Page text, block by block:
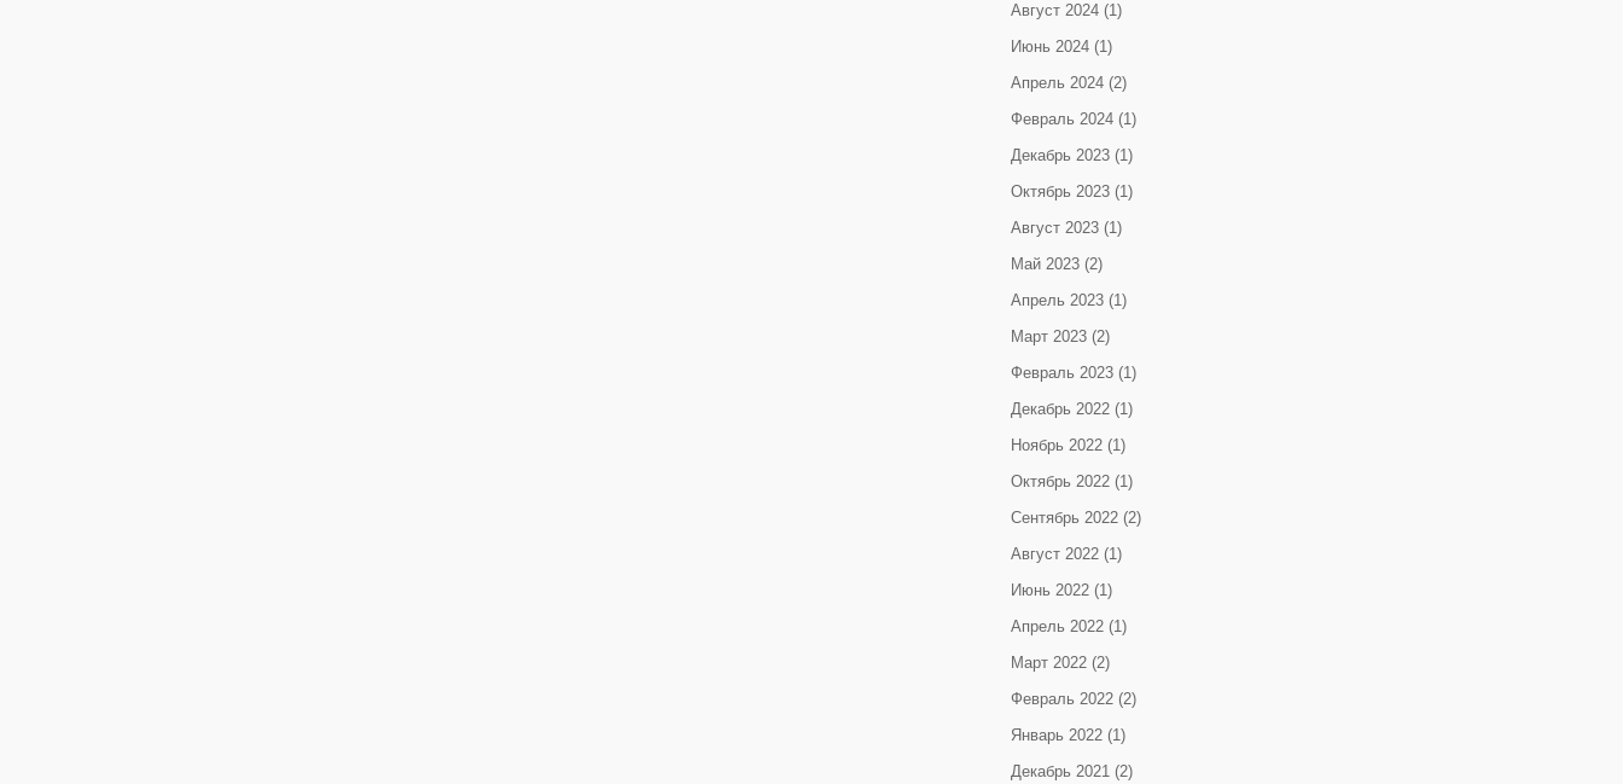
Август 2024 (1)
Июнь 2024 (1)
Апрель 2024 (2)
Февраль 2024 (1)
Декабрь 2023 (1)
Октябрь 2023 (1)
Август 2023 (1)
Май 2023 (2)
Апрель 2023 (1)
Март 2023 (2)
Февраль 2023 (1)
Декабрь 2022 (1)
Ноябрь 2022 (1)
Октябрь 2022 (1)
Сентябрь 2022 (2)
Август 2022 (1)
Июнь 2022 (1)
Апрель 2022 (1)
Март 2022 (2)
Февраль 2022 (2)
Январь 2022 (1)
Декабрь 2021 (2)